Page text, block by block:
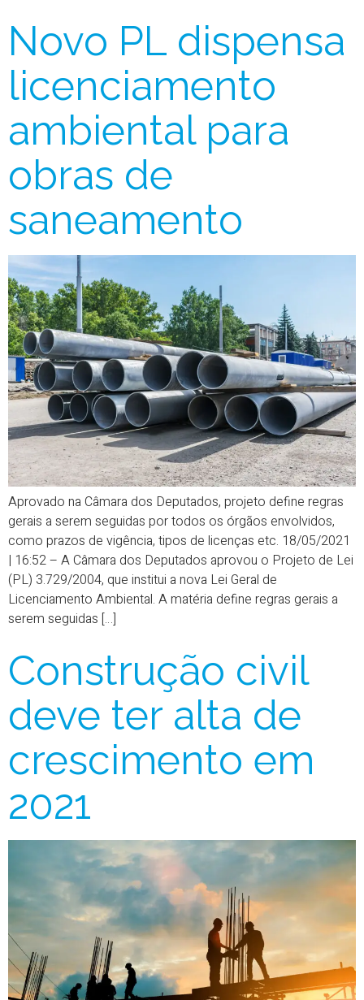
Novo PL dispensa
licenciamento
ambiental para
obras de
saneamento
Aprovado na Câmara dos Deputados, projeto define regras
gerais a serem seguidas por todos os órgãos envolvidos,
como prazos de vigência, tipos de licenças etc. 18/05/2021
| 16:52 – A Câmara dos Deputados aprovou o Projeto de Lei
(PL) 3.729/2004, que institui a nova Lei Geral de
Licenciamento Ambiental. A matéria define regras gerais a
serem seguidas […]
Construção civil
deve ter alta de
crescimento em
2021